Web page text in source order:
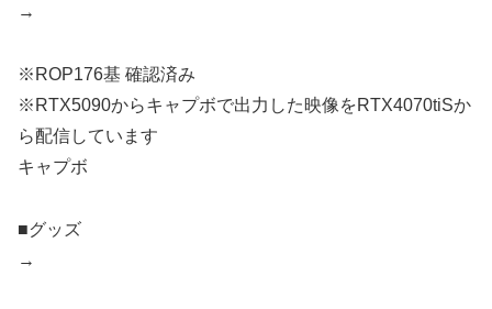
→
※ROP176基 確認済み
※RTX5090からキャプボで出力した映像をRTX4070tiSか
ら配信しています
キャプボ
■グッズ
→